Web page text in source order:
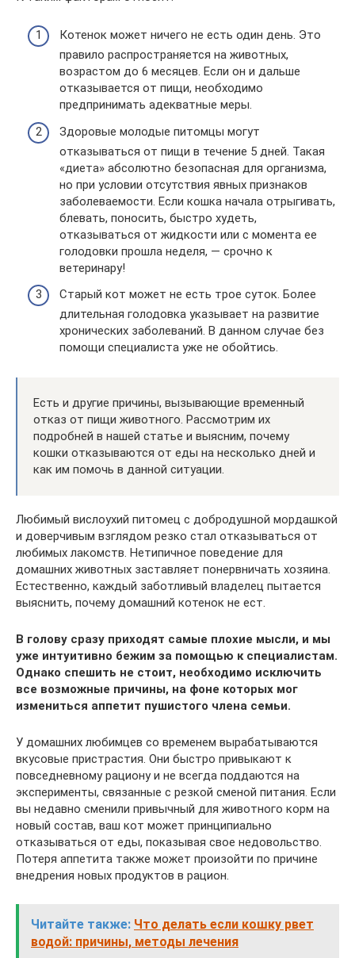
Котенок может ничего не есть один день. Это
правило распространяется на животных,
возрастом до 6 месяцев. Если он и дальше
отказывается от пищи, необходимо
предпринимать адекватные меры.
Здоровые молодые питомцы могут
отказываться от пищи в течение 5 дней. Такая
«диета» абсолютно безопасная для организма,
но при условии отсутствия явных признаков
заболеваемости. Если кошка начала отрыгивать,
блевать, поносить, быстро худеть,
отказываться от жидкости или с момента ее
голодовки прошла неделя, — срочно к
ветеринару!
Старый кот может не есть трое суток. Более
длительная голодовка указывает на развитие
хронических заболеваний. В данном случае без
помощи специалиста уже не обойтись.
Есть и другие причины, вызывающие временный
отказ от пищи животного. Рассмотрим их
подробней в нашей статье и выясним, почему
кошки отказываются от еды на несколько дней и
как им помочь в данной ситуации.
Любимый вислоухий питомец с добродушной мордашкой
и доверчивым взглядом резко стал отказываться от
любимых лакомств. Нетипичное поведение для
домашних животных заставляет понервничать хозяина.
Естественно, каждый заботливый владелец пытается
выяснить, почему домашний котенок не ест.
В голову сразу приходят самые плохие мысли, и мы
уже интуитивно бежим за помощью к специалистам.
Однако спешить не стоит, необходимо исключить
все возможные причины, на фоне которых мог
измениться аппетит пушистого члена семьи.
У домашних любимцев со временем вырабатываются
вкусовые пристрастия. Они быстро привыкают к
повседневному рациону и не всегда поддаются на
эксперименты, связанные с резкой сменой питания. Если
вы недавно сменили привычный для животного корм на
новый состав, ваш кот может принципиально
отказываться от еды, показывая свое недовольство.
Потеря аппетита также может произойти по причине
внедрения новых продуктов в рацион.
Читайте также: Что делать если кошку рвет
водой: причины, методы лечения